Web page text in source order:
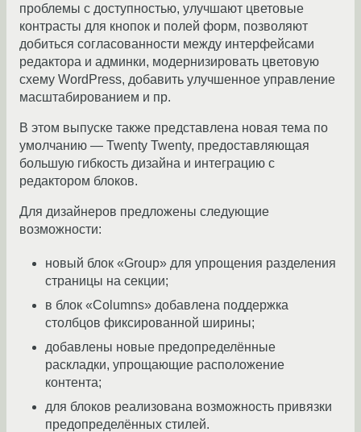
проблемы с доступностью, улучшают цветовые
контрасты для кнопок и полей форм, позволяют
добиться согласованности между интерфейсами
редактора и админки, модернизировать цветовую
схему WordPress, добавить улучшенное управление
масштабированием и пр.
В этом выпуске также представлена ​​новая тема по
умолчанию — Twenty Twenty, предоставляющая
большую гибкость дизайна и интеграцию с
редактором блоков.
Для дизайнеров предложены следующие
возможности:
новый блок «Group» для упрощения разделения
страницы на секции;
в блок «Columns» добавлена поддержка
столбцов фиксированной ширины;
добавлены новые предопределённые
раскладки, упрощающие расположение
контента;
для блоков реализована возможность привязки
предопределённых стилей.